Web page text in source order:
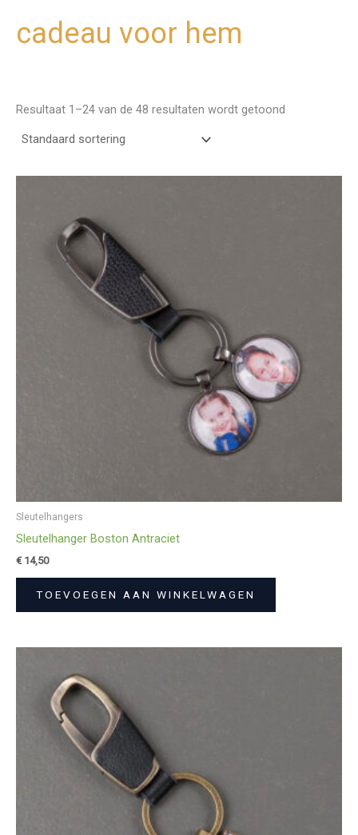
cadeau voor hem
Resultaat 1–24 van de 48 resultaten wordt getoond
Sleutelhangers
Sleutelhanger Boston Antraciet
€14,50
TOEVOEGEN AAN WINKELWAGEN